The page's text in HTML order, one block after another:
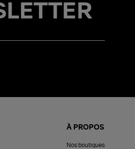
À PROPOS
Nos boutiques